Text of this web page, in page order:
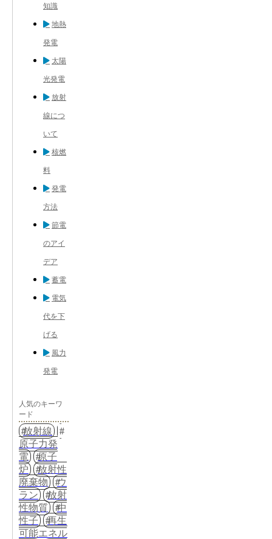
知識
地熱
発電
太陽
光発電
放射
線につ
いて
核燃
料
発電
方法
節電
のアイ
デア
蓄電
電気
代を下
げる
風力
発電
人気のキーワ
ード
放射線
原子力発
電
原子
炉
放射性
廃棄物
ウ
ラン
放射
性物質
中
性子
再生
可能エネル